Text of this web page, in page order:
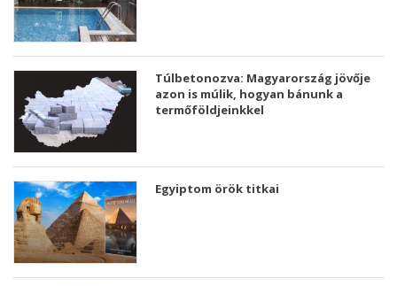
Túlbetonozva: Magyarország jövője
azon is múlik, hogyan bánunk a
termőföldjeinkkel
Egyiptom örök titkai